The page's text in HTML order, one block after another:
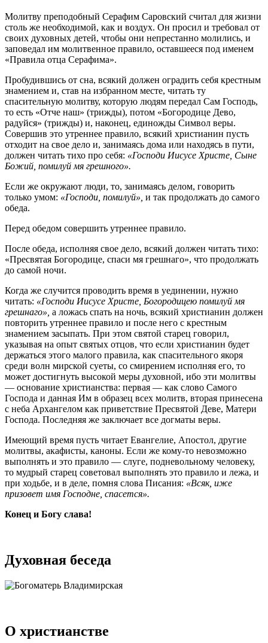
Молитву преподобный Серафим Саровский считал для жизни
столь же необходимой, как и воздух. Он просил и требовал от
своих духовных детей, чтобы они непрестанно молились, и
заповедал им молитвенное правило, оставшееся под именем
«Правила отца Серафима».
Пробудившись от сна, всякий должен огра­дить себя крестным
знамением и, став на из­бранном месте, читать ту
спасительную молитву, которую людям передал Сам Господь,
то есть «Отче наш» (трижды), потом «Богоро­дице Дево,
радуйся» (трижды) и, наконец, единожды Символ веры.
Совершив это утреннее правило, всякий христианин пусть
отходит на свое дело и, занимаясь дома или находясь в пути,
должен читать тихо про себя: «Господи Иисусе Христе, Сыне
Божий, помилуй мя грешного».
Если же окружают люди, то, занимаясь де­лом, говорить
только умом: «Господи, помилуй», и так продолжать до самого
обеда.
Перед обедом совершить утреннее правило.
После обеда, исполняя свое дело, всякий должен читать тихо:
«Пресвятая Богородице, спа­си мя грешнаго», что продолжать
до самой ночи.
Когда же случится проводить время в уединении, нужно
читать: «Господи Иисусе Христе, Богородицею помилуй мя
грешнаго», а ложась спать на ночь, всякий христианин должен
по­вторить утреннее правило и после него с крестным
знамением засыпать. При этом святой старец говорил,
указывая на опыт святых отцов, что если христианин будет
держаться этого малого правила, как спасительного якоря
среди волн мирской суеты, со смирением исполняя его, то
может достигнуть высокой меры духовной, ибо эти молитвы
— основание христианства: первая — как слово Самого
Господа и данная Им в образец всех молитв, вторая принесена
с неба Архангелом как приветствие Пресвятой Деве, Матери
Господа. Последняя же заключает все догматы веры.
Имеющий время пусть читает Евангелие, Апостол, другие
молитвы, акафисты, каноны. Если же кому-то невозможно
выполнять и это правило — слуге, подневольному человеку,
то мудрый старец советовал выполнять это правило и лежа, и
при ходьбе, и в деле, помня слова Писания: «Всяк, иже
призовет имя Господне, спасется».
Конец и Богу слава!
Духовная беседа
О христианстве